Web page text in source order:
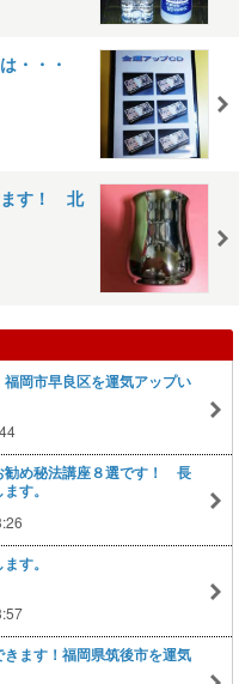
・・・
ます！ 北
岡市早良区を運気アップい
め秘法講座８選です！ 長
す。
す。
ます！福岡県筑後市を運気